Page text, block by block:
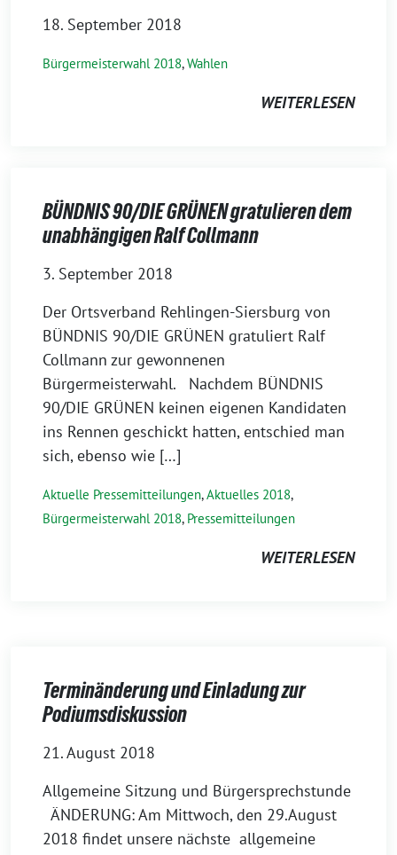
18. September 2018
Bürgermeisterwahl 2018,Wahlen
WEITERLESEN
BÜNDNIS 90/DIE GRÜNEN gratulieren dem
unabhängigen Ralf Collmann
3. September 2018
Der Ortsverband Rehlingen-Siersburg von
BÜNDNIS 90/DIE GRÜNEN gratuliert Ralf
Collmann zur gewonnenen
Bürgermeisterwahl. Nachdem BÜNDNIS
90/DIE GRÜNEN keinen eigenen Kandidaten
ins Rennen geschickt hatten, entschied man
sich, ebenso wie […]
Aktuelle Pressemitteilungen,Aktuelles 2018,
Bürgermeisterwahl 2018, Pressemitteilungen
WEITERLESEN
Terminänderung und Einladung zur
Podiumsdiskussion
21. August 2018
Allgemeine Sitzung und Bürgersprechstunde
ÄNDERUNG: Am Mittwoch, den 29.August
2018 findet unsere nächste allgemeine